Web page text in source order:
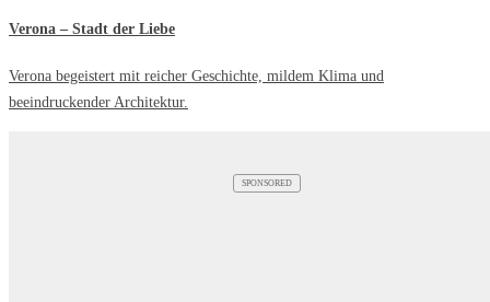
Verona – Stadt der Liebe
Verona begeistert mit reicher Geschichte, mildem Klima und
beeindruckender Architektur.
SPONSORED